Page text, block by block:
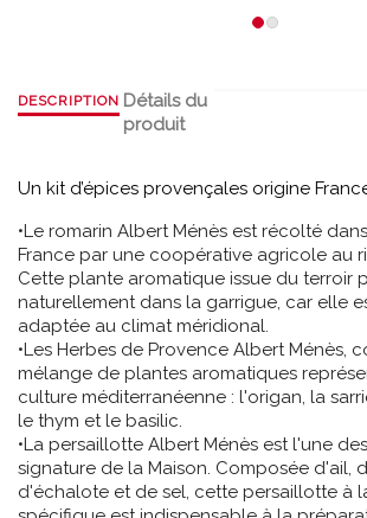
DESCRIPTION Détails du
produit
Un kit d’épices provençales origine
•Le romarin Albert Ménès est récolté
France par une coopérative agricole au
Cette plante aromatique issue du terroir
naturellement dans la garrigue, car elle
adaptée au climat méridional.
•Les Herbes de Provence Albert Ménès,
mélange de plantes aromatiques
culture méditerranéenne : l'origan, la
le thym et le basilic.
•La persaillotte Albert Ménès est l'une
signature de la Maison. Composée d'ail,
d'échalote et de sel, cette persaillotte à